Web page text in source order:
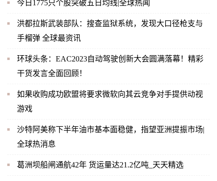
今日1775只个股突破五日均线|全球热闻
洪都拉斯武装部队：搜查监狱系统，发现大口径枪支与
手榴弹 全球最资讯
环球头条：EAC2023自动驾驶创新大会圆满落幕！精彩
干货发言全面回顾！
如果收购成功欧盟将要求微软向其云竞争对手提供动视
游戏
沙特阿美称下半年油市基本面稳健，指望亚洲提振市场|
全球热消息
葛洲坝船闸通航42年 货运量达21.2亿吨_天天精选